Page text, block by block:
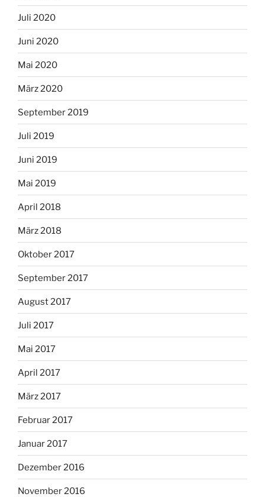
Juli 2020
Juni 2020
Mai 2020
März 2020
September 2019
Juli 2019
Juni 2019
Mai 2019
April 2018
März 2018
Oktober 2017
September 2017
August 2017
Juli 2017
Mai 2017
April 2017
März 2017
Februar 2017
Januar 2017
Dezember 2016
November 2016